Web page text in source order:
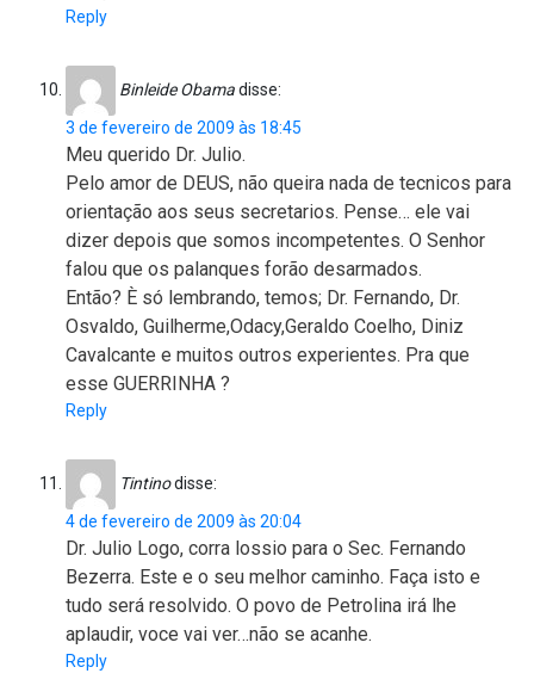
Reply
Binleide Obamadisse:
3 de fevereiro de 2009 às 18:45
Meu querido Dr. Julio.
Pelo amor de DEUS, não queira nada de tecnicos para
orientação aos seus secretarios. Pense… ele vai
dizer depois que somos incompetentes. O Senhor
falou que os palanques forão desarmados.
Então? È só lembrando, temos; Dr. Fernando, Dr.
Osvaldo, Guilherme,Odacy,Geraldo Coelho, Diniz
Cavalcante e muitos outros experientes. Pra que
esse GUERRINHA ?
Reply
Tintinodisse:
4 de fevereiro de 2009 às 20:04
Dr. Julio Logo, corra lossio para o Sec. Fernando
Bezerra. Este e o seu melhor caminho. Faça isto e
tudo será resolvido. O povo de Petrolina irá lhe
aplaudir, voce vai ver…não se acanhe.
Reply